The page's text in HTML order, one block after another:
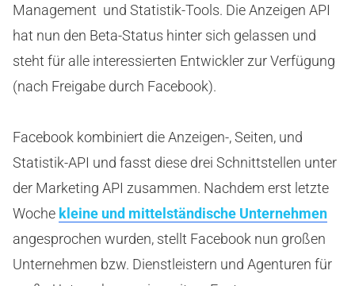
Management und Statistik-Tools. Die Anzeigen API
hat nun den Beta-Status hinter sich gelassen und
steht für alle interessierten Entwickler zur Verfügung
(nach Freigabe durch Facebook).
Facebook kombiniert die Anzeigen-, Seiten, und
Statistik-API und fasst diese drei Schnittstellen unter
der Marketing API zusammen. Nachdem erst letzte
Woche kleine und mittelständische Unternehmen
angesprochen wurden, stellt Facebook nun großen
Unternehmen bzw. Dienstleistern und Agenturen für